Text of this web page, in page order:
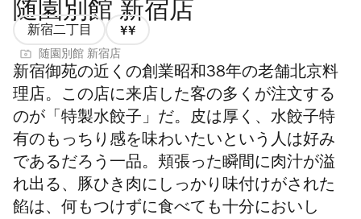
随園別館 新宿店
新宿二丁目
価
2/4
随園別館 新宿店
新宿御苑の近くの創業昭和38年の老舗北京料
理店。この店に来店した客の多くが注文する
のが「特製水餃子」だ。皮は厚く、水餃子特
有のもっちり感を味わいたいという人は好み
であるだろう一品。頬張った瞬間に肉汁が溢
れ出る、豚ひき肉にしっかり味付けがされた
餡は、何もつけずに食べても十分においし